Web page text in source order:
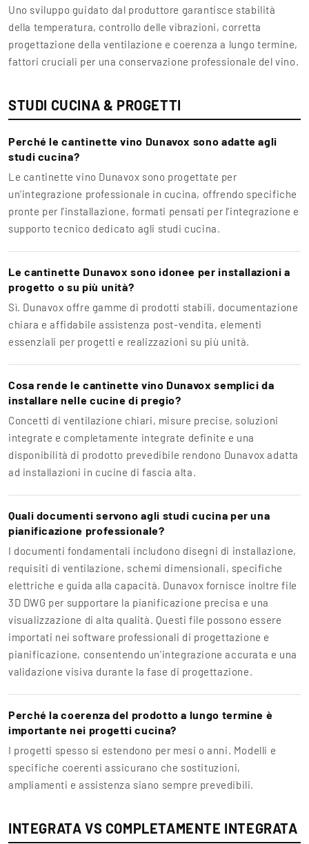
Uno sviluppo guidato dal produttore garantisce stabilità
della temperatura, controllo delle vibrazioni, corretta
progettazione della ventilazione e coerenza a lungo termine,
fattori cruciali per una conservazione professionale del vino.
STUDI CUCINA & PROGETTI
Perché le cantinette vino Dunavox sono adatte agli
studi cucina?
Le cantinette vino Dunavox sono progettate per
un’integrazione professionale in cucina, offrendo specifiche
pronte per l’installazione, formati pensati per l’integrazione e
supporto tecnico dedicato agli studi cucina.
Le cantinette Dunavox sono idonee per installazioni a
progetto o su più unità?
Sì. Dunavox offre gamme di prodotti stabili, documentazione
chiara e affidabile assistenza post-vendita, elementi
essenziali per progetti e realizzazioni su più unità.
Cosa rende le cantinette vino Dunavox semplici da
installare nelle cucine di pregio?
Concetti di ventilazione chiari, misure precise, soluzioni
integrate e completamente integrate definite e una
disponibilità di prodotto prevedibile rendono Dunavox adatta
ad installazioni in cucine di fascia alta.
Quali documenti servono agli studi cucina per una
pianificazione professionale?
I documenti fondamentali includono disegni di installazione,
requisiti di ventilazione, schemi dimensionali, specifiche
elettriche e guida alla capacità. Dunavox fornisce inoltre file
3D DWG per supportare la pianificazione precisa e una
visualizzazione di alta qualità. Questi file possono essere
importati nei software professionali di progettazione e
pianificazione, consentendo un'integrazione accurata e una
validazione visiva durante la fase di progettazione.
Perché la coerenza del prodotto a lungo termine è
importante nei progetti cucina?
I progetti spesso si estendono per mesi o anni. Modelli e
specifiche coerenti assicurano che sostituzioni,
ampliamenti e assistenza siano sempre prevedibili.
INTEGRATA VS COMPLETAMENTE INTEGRATA